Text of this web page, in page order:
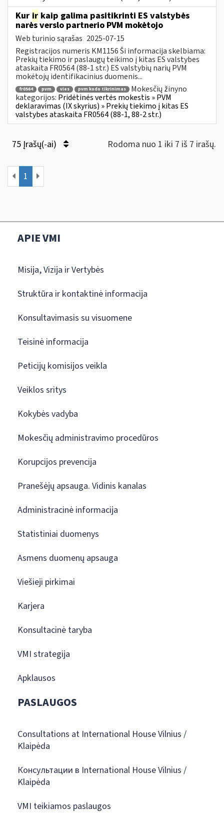
Kur ir kaip galima pasitikrinti ES valstybės
narės verslo partnerio PVM mokėtojo
Web turinio sąrašas 2025-07-15
Registracijos numeris KM1156 Ši informacija skelbiama:
Prekių tiekimo ir paslaugų teikimo į kitas ES valstybes
ataskaita FR0564 (88-1 str.) ES valstybių narių PVM
mokėtojų identifikacinius duomenis...
fr0564 pvm vies pvm kodo tikrinimas
Mokesčių žinyno
kategorijos: Pridėtinės vertės mokestis » PVM
deklaravimas (IX skyrius) » Prekių tiekimo į kitas ES
valstybes ataskaita FR0564 (88-1, 88-2 str.)
75 Įrašų(-ai) Rodoma nuo 1 iki 7 iš 7 irašų.
1
APIE VMI
Misija, Vizija ir Vertybės
Struktūra ir kontaktinė informacija
Konsultavimasis su visuomene
Teisinė informacija
Peticijų komisijos veikla
Veiklos sritys
Kokybės vadyba
Mokesčių administravimo procedūros
Korupcijos prevencija
Pranešėjų apsauga. Vidinis kanalas
Administracinė informacija
Statistiniai duomenys
Asmens duomenų apsauga
Viešieji pirkimai
Karjera
Konsultacinė taryba
VMI strategija
Apklausos
PASLAUGOS
Consultations at International House Vilnius /
Klaipėda
Консультации в International House Vilnius /
Klaipėda
VMI teikiamos paslaugos